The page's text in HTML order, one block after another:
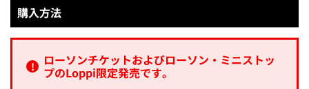
購入方法
ローソンチケットおよびローソン・ミニストッ
プのLoppi限定発売です。